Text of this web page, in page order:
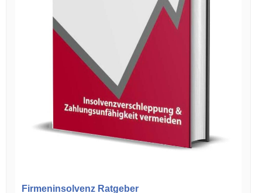
Firmeninsolvenz Ratgeber